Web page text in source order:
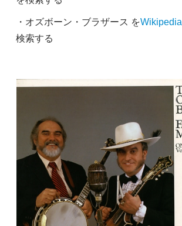
・オズボーン・ブラザース をWikipedia
検索する